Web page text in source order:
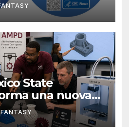
State
una nuova
sulla stampa
FANTASY